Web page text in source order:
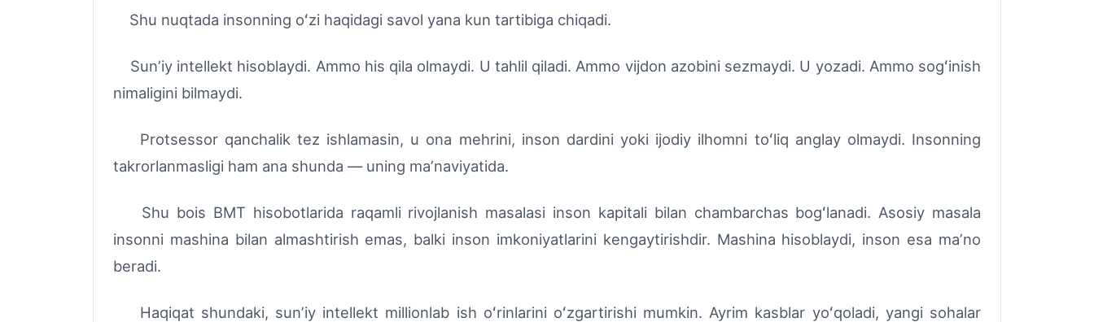
Shu nuqtada insonning oʻzi haqidagi savol yana kun tartibiga chiqadi.
Sunʼiy intellekt hisoblaydi. Ammo his qila olmaydi. U tahlil qiladi. Ammo vijdon azobini sezmaydi. U yozadi. Ammo sogʻinish
nimaligini bilmaydi.
Protsessor qanchalik tez ishlamasin, u ona mehrini, inson dardini yoki ijodiy ilhomni toʻliq anglay olmaydi. Insonning
takrorlanmasligi ham ana shunda — uning maʼnaviyatida.
Shu bois BMT hisobotlarida raqamli rivojlanish masalasi inson kapitali bilan chambarchas bogʻlanadi. Asosiy masala
insonni mashina bilan almashtirish emas, balki inson imkoniyatlarini kengaytirishdir. Mashina hisoblaydi, inson esa maʼno
beradi.
Haqiqat shundaki, sunʼiy intellekt millionlab ish oʻrinlarini oʻzgartirishi mumkin. Ayrim kasblar yoʻqoladi, yangi sohalar